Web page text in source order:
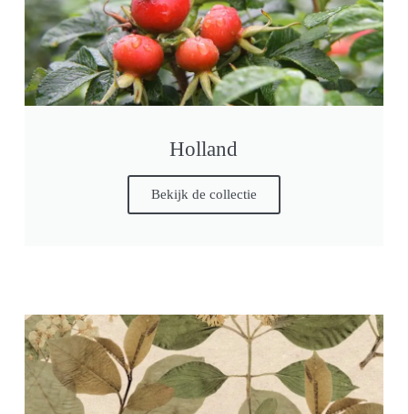
Holland
Bekijk de collectie